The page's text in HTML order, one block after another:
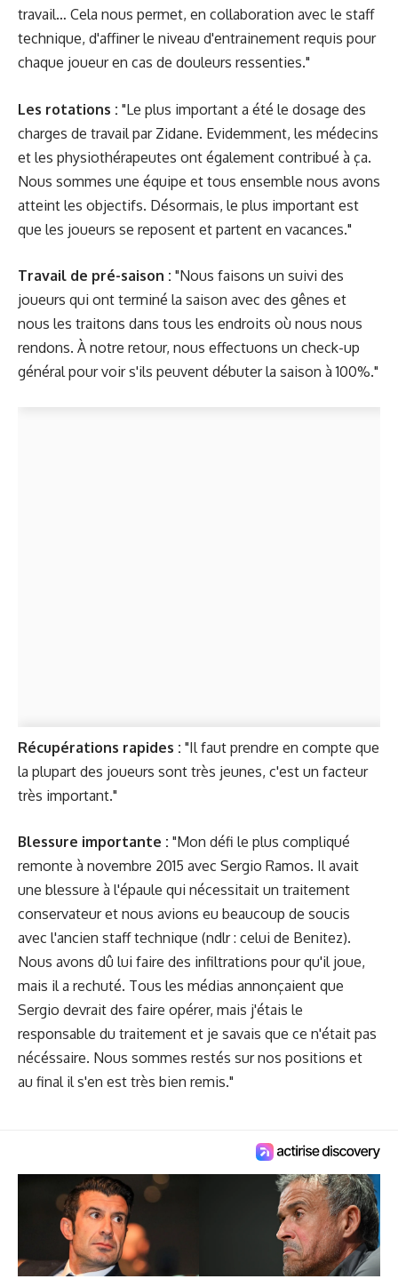
travail… Cela nous permet, en collaboration avec le staff
technique, d'affiner le niveau d'entrainement requis pour
chaque joueur en cas de douleurs ressenties."
Les rotations : "Le plus important a été le dosage des
charges de travail par Zidane. Evidemment, les médecins
et les physiothérapeutes ont également contribué à ça.
Nous sommes une équipe et tous ensemble nous avons
atteint les objectifs. Désormais, le plus important est
que les joueurs se reposent et partent en vacances."
Travail de pré-saison : "Nous faisons un suivi des
joueurs qui ont terminé la saison avec des gênes et
nous les traitons dans tous les endroits où nous nous
rendons. À notre retour, nous effectuons un check-up
général pour voir s'ils peuvent débuter la saison à 100%."
Récupérations rapides : "Il faut prendre en compte que
la plupart des joueurs sont très jeunes, c'est un facteur
très important."
Blessure importante : "Mon défi le plus compliqué
remonte à novembre 2015 avec Sergio Ramos. Il avait
une blessure à l'épaule qui nécessitait un traitement
conservateur et nous avions eu beaucoup de soucis
avec l'ancien staff technique (ndlr : celui de Benitez).
Nous avons dû lui faire des infiltrations pour qu'il joue,
mais il a rechuté. Tous les médias annonçaient que
Sergio devrait des faire opérer, mais j'étais le
responsable du traitement et je savais que ce n'était pas
nécéssaire. Nous sommes restés sur nos positions et
au final il s'en est très bien remis."